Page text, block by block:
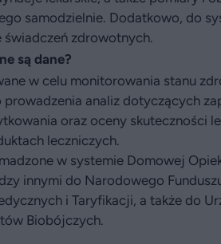
samodzielnie. Dodatkowo, do
zdrowotnych.
są dane?
w celu monitorowania stanu
prowadzenia analiz dotyczących
oraz oceny skuteczności
leczniczych.
w systemie Domowej
innymi do Narodowego
i Taryfikacji, a także do
Biobójczych.